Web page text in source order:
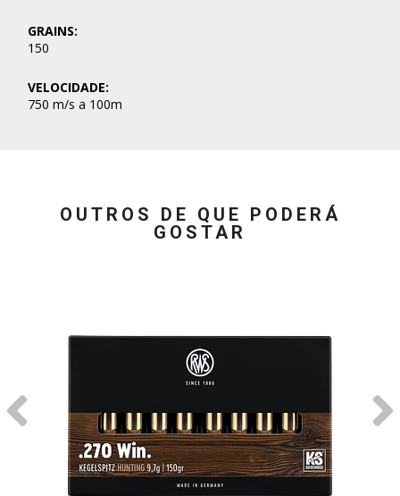
GRAINS:
150
VELOCIDADE:
750 m/s a 100m
OUTROS DE QUE PODERÁ
GOSTAR